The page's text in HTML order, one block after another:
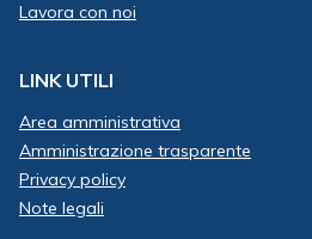
Lavora con noi
LINK UTILI
Area amministrativa
Amministrazione trasparente
Privacy policy
Note legali